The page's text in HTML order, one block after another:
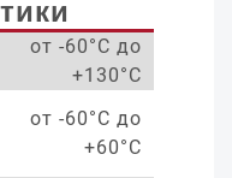
от -60°С до
+130°С
от -60°С до
+60°С